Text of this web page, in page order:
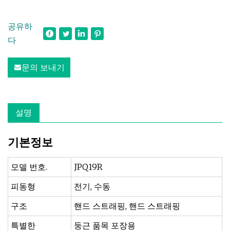
공유하
다
문의 보내기
설명
기본정보
모델 번호.
JPQ19R
피동형
전기, 수동
구조
핸드 스트래핑, 핸드 스트래핑
특별한
둥근 품목 포장용